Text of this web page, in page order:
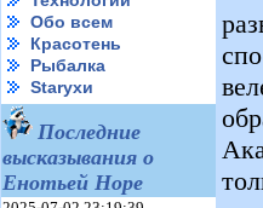
Обо всем
Красотень
Рыбалка
Starухи
Последние
высказывания о
Енотьей Норе